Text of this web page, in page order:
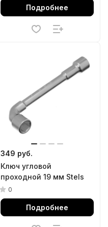
Подробнее
349 руб.
Ключ угловой
проходной 19 мм Stels
0
Подробнее